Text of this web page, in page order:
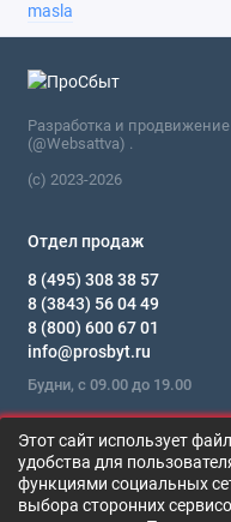
KATANA KISSAKI CLP 320
masla
Разработка и продвижение
(@Websattva) .
(c) 2023-2026
Отдел продаж
8 (495) 308 38 57
8 (3843) 56 04 49
8 (800) 600 67 01
info@prosbyt.ru
Будни, с 09.00 до 19.00
Этот сайт использует
удобства для
функциями социальных
выбора сторонних